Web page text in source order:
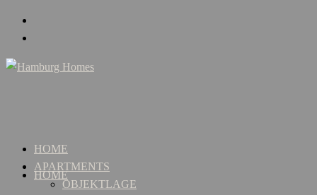
HOME
HOME
APARTMENTS
OBJEKTLAGE